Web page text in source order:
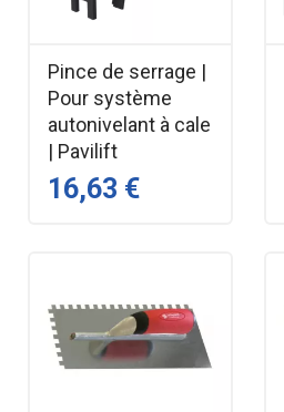
Pince de serrage |
Pour système
autonivelant à cale
| Pavilift
16,63 €